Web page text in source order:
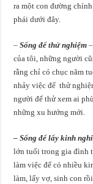
ra một con đường
phái dưới đây.
–Sống để thử nghiệm
của tôi, những người
rằng chỉ có chục năm
nhảy việc để thử
người để thử xem ai
những xu hướng mới.
– Sống để lấy kinh
lớn tuổi trong gia đình
làm việc để có nhiều
làm, lấy vợ, sinh con